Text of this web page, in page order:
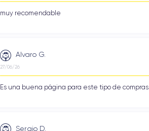
muy recomendable
Alvaro G.
27/06/26
Es una buena página para este tipo de compras.
Sergio D.